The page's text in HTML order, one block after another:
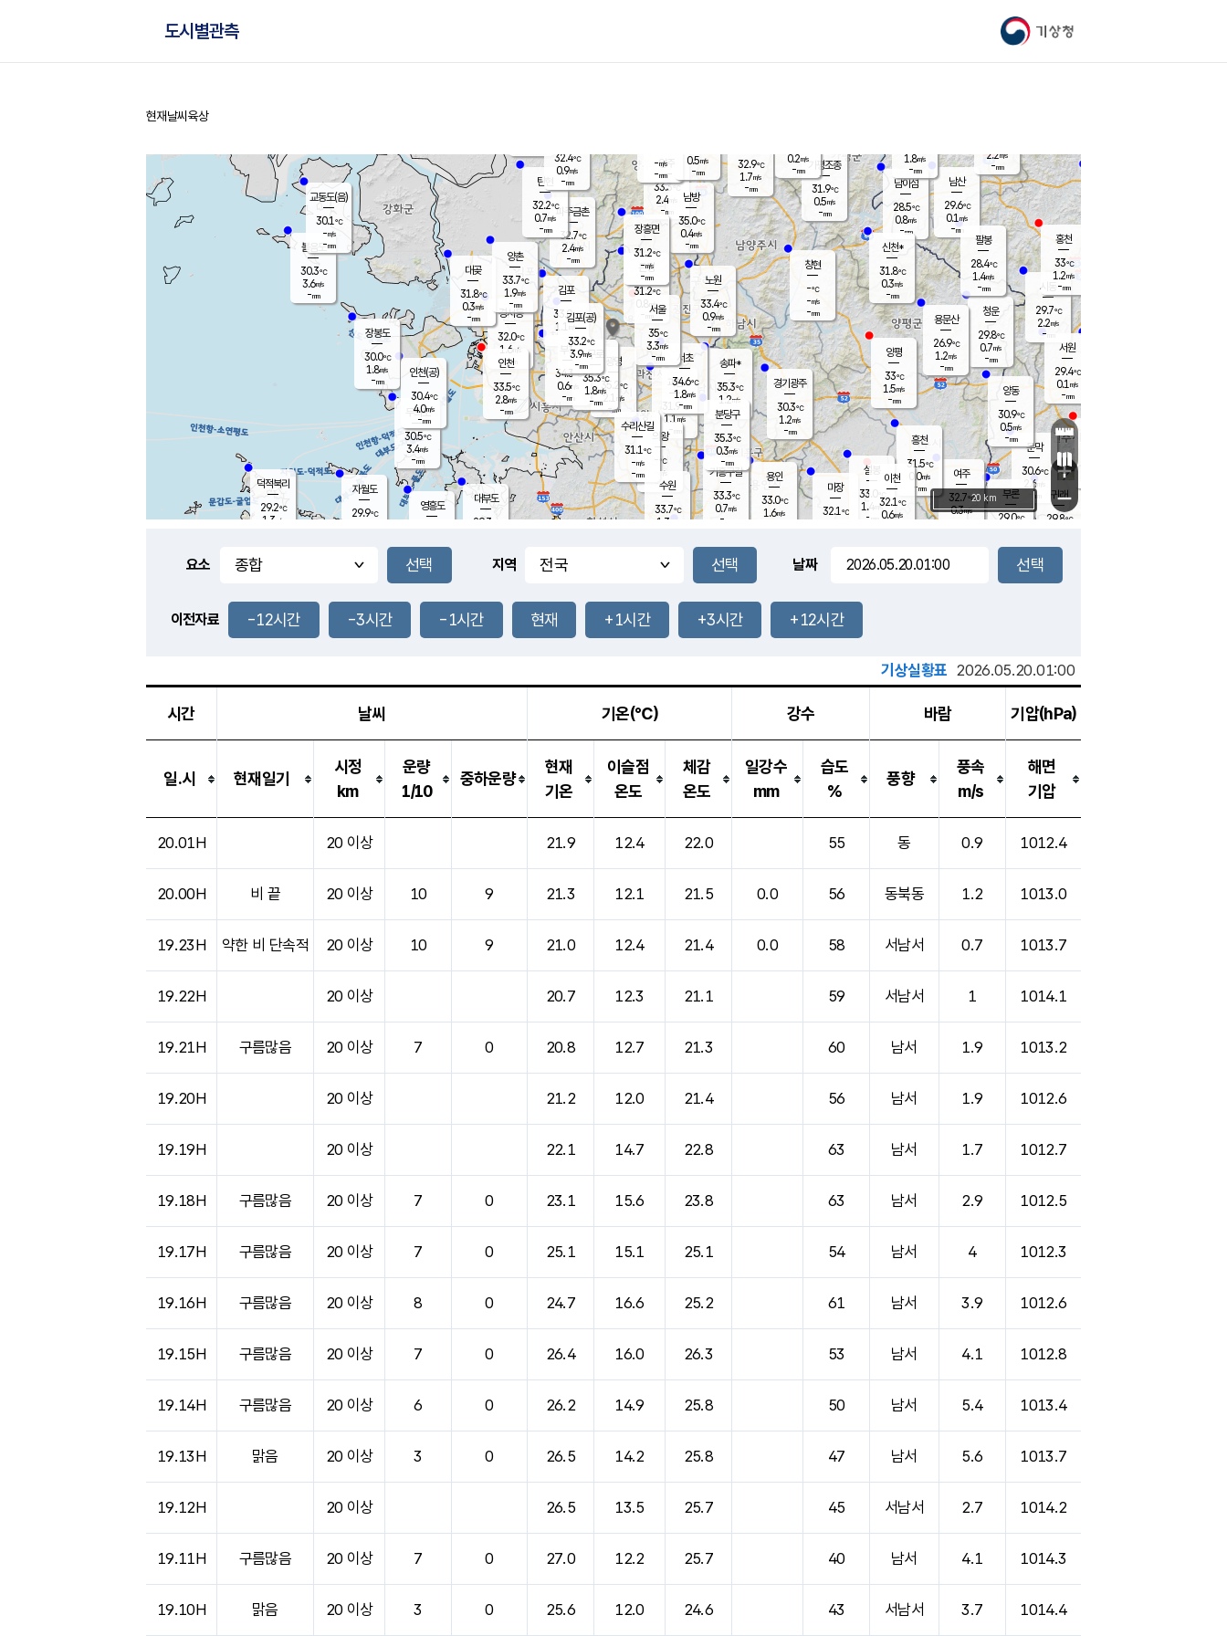
기상청
도시별관측
홈
현재날씨 육상
풍도
2.7m/s
문막
30.6℃
2.6m/s
mm
남이섬
28.5℃
0.8m/s
-mm
무의도
30.5℃
3.4m/s
-mm
영흥도
볼음도
30.3℃
3.6m/s
-mm
자월도
29.9℃
양주
33.3℃
2.4
-mm
부론
29.0℃
과천
31.9℃
1.1m/s
- mm
남산
29.6℃
0.1 m/s
-mm
장봉도
30.0℃
1.8m/s
-mm
-mm
청운
29.8℃
0.7m/s
-mm
팔봉
28.4℃
1.4m/s
-mm
-mm
용인
33.0℃
1.6m/s
여주
32.7℃
0.3m/s
양동
30.9℃
0.5m/s
-mm
경기광주
30.3℃
1.2m/s
-mm
장호원
1.8m/s
-mm
31.4
℃
대부도
29.3
-
경서동
32.0℃
1.6 m/s
-mm
파주금촌
32.7℃
2.4m/s
-mm
가평조종
31.9℃
0.5m/s
-mm
32.9℃
1.7m/s
-mm
대곶
31.8℃
0.3m/s
-mm
신천*
31.8℃
0.3m/s
-mm
창현
-℃
-m/s
-mm
탄현
32.2℃
0.7m/s
-mm
0.2m/s
-mm
34.5℃
1.6m/s
-mm
흥천
31.5℃
0.0m/s
-mm
마장
32.1℃
의왕
- ℃
m/s
mm
김포
33.0℃
1.1 m/s
mm
설봉
33.0
1.4 m/s
- mm
광명
35.2 ℃
2.1 m/s
-mm
부천
34.3℃
0.6m/s
-mm
-mm
양촌
33.7℃
1.9m/s
-mm
구로
35.3℃
1.8m/s
-mm
은평
31.2℃
0.8 m/s
- mm
노원
33.4℃
0.9m/s
-mm
송파*
35.3℃
1.2m/s
-mm
서초
34.6℃
1.8m/s
-mm
남방
35.0℃
0.4m/s
-mm
기흥구갈
33.3℃
0.7m/s
-
수리산길
31.1℃
-m/s
-mm
분당구
35.3℃
0.3m/s
-mm
장흥면
31.2℃
-m/s
-mm
-m/s
-mm
시동
29.7℃
2.2m/s
- mm
귀래
29.8℃
서원
29.4℃
0.1 m/s
-mm
용문산
26.9℃
1.2m/s
-mm
덕적북리
29.2℃
1.3 m/s
인천(공)
30.4℃
4.0m/s
-mm
김포(공)
33.2℃
3.9m/s
-mm
교동도(음)
30.1℃
-m/s
-mm
홍천
33℃
1.2m/s
-mm
이천
32.1℃
0.6m/s
양평
33℃
1.5m/s
-mm
수원
33.7℃
1.3 m/s
인천
33.5℃
2.8m/s
-mm
서울
35℃
3.3m/s
-mm
2.2m/s
-mm
32.4℃
0.9m/s
-mm
0.5m/s
-mm
+
−
20 km
요소 지역 날짜
이전자료 -12시간 -3시간 -1시간 현재 +1시간 +3시간 +12시간
기상실황표 2026.05.20.01:00
시간 날씨 기온(℃) 강수 바람 기압(hPa)
일.시 현재일기
시정
km
운량
1/10
중하운량
현재
기온
이슬점
온도
체감
온도
일강수
mm
습도
%
풍향
풍속
m/s
해면
기압
20.01H 20 이상 21.9 12.4 22.0 55 동 0.9 1012.4
20.00H 비 끝 20 이상 10 9 21.3 12.1 21.5 0.0 56 동북동 1.2 1013.0
19.23H 약한 비 단속적 20 이상 10 9 21.0 12.4 21.4 0.0 58 서남서 0.7 1013.7
19.22H 20 이상 20.7 12.3 21.1 59 서남서 1 1014.1
19.21H 구름많음 20 이상 7 0 20.8 12.7 21.3 60 남서 1.9 1013.2
19.20H 20 이상 21.2 12.0 21.4 56 남서 1.9 1012.6
19.19H 20 이상 22.1 14.7 22.8 63 남서 1.7 1012.7
19.18H 구름많음 20 이상 7 0 23.1 15.6 23.8 63 남서 2.9 1012.5
19.17H 구름많음 20 이상 7 0 25.1 15.1 25.1 54 남서 4 1012.3
19.16H 구름많음 20 이상 8 0 24.7 16.6 25.2 61 남서 3.9 1012.6
19.15H 구름많음 20 이상 7 0 26.4 16.0 26.3 53 남서 4.1 1012.8
19.14H 구름많음 20 이상 6 0 26.2 14.9 25.8 50 남서 5.4 1013.4
19.13H 맑음 20 이상 3 0 26.5 14.2 25.8 47 남서 5.6 1013.7
19.12H 20 이상 26.5 13.5 25.7 45 서남서 2.7 1014.2
19.11H 구름많음 20 이상 7 0 27.0 12.2 25.7 40 남서 4.1 1014.3
19.10H 맑음 20 이상 3 0 25.6 12.0 24.6 43 서남서 3.7 1014.4